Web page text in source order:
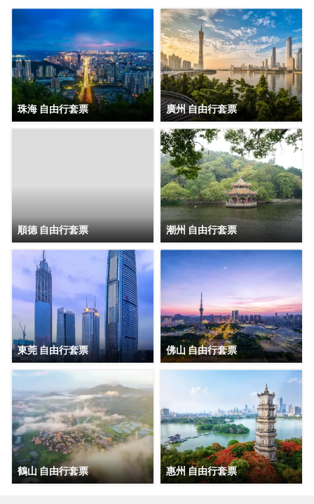
創、共享大住宿共同體。未來，集團將不斷探索住宿業與互
聯網的結合、與新生活方式的結合，致力於成為全球領先的
生活服務連鎖平台，引領新尚美好生活。
珠海 自由行套票 廣州 自由行套票
順德 自由行套票 潮州 自由行套票
東莞 自由行套票 佛山 自由行套票
鶴山 自由行套票 惠州 自由行套票